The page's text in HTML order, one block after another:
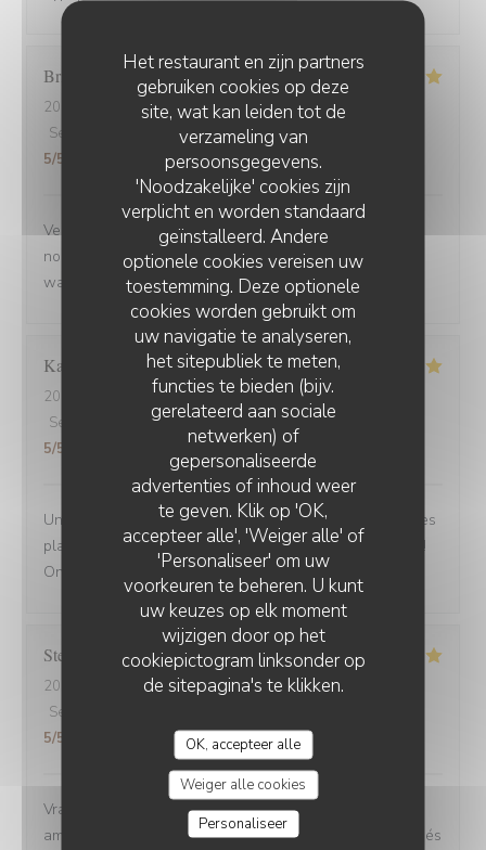
Het restaurant en zijn partners
gebruiken cookies op deze
site, wat kan leiden tot de
verzameling van
persoonsgegevens.
'Noodzakelijke' cookies zijn
verplicht en worden standaard
geïnstalleerd. Andere
optionele cookies vereisen uw
toestemming. Deze optionele
cookies worden gebruikt om
uw navigatie te analyseren,
het sitepubliek te meten,
functies te bieden (bijv.
gerelateerd aan sociale
netwerken) of
gepersonaliseerde
advertenties of inhoud weer
te geven. Klik op 'OK,
accepteer alle', 'Weiger alle' of
'Personaliseer' om uw
voorkeuren te beheren. U kunt
uw keuzes op elk moment
wijzigen door op het
cookiepictogram linksonder op
de sitepagina's te klikken.
OK, accepteer alle
Weiger alle cookies
Personaliseer
Brigitte
2025-09-02
- 12:30 - Gasten 3
Service
Atmosfeer:5/5 Keuken:5/5
5/5
Venue avec des amis de Belfort.super bien accueillis,
nous avons beaucoup apprécié la carbonade et le
waterzoi de poissons Nous reviendrons
Karine
2025-08-30
- 21:15 - Gasten 4
Service
Atmosfeer:5/5 Keuken:5/5 Kwaliteit / Prijs
5/5
Une adresse a absolument découvrir ! Une ambiance,des
plats tous délicieux,un personnel attentionné et réactif !!
On reviendra....
Stefano
2025-08-30
- 12:00 - Gasten 6
Service
5/5
Vrai Estaminet du Nord, nourriture excellente, uste a
ameillorer le rytme de sortie des plats, pas tjs coordonnés